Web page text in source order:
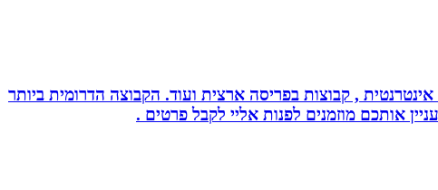
, קבוצות בפריסה ארצית ועוד. הקבוצה הדרומית ביותר
אותכם מוזמנים לפנות אליי לקבל פרטים .